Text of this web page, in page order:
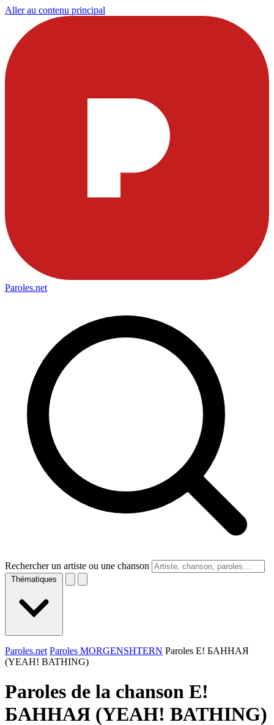
Aller au contenu principal
Paroles.net
Rechercher un artiste ou une chanson
Thématiques
Paroles.net Paroles MORGENSHTERN Paroles Е! БАННАЯ
(YEAH! BATHING)
Paroles de la chanson Е!
БАННАЯ (YEAH! BATHING)